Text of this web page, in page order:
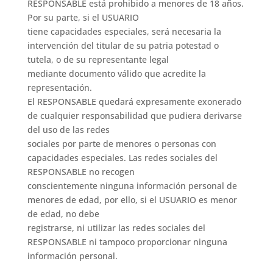
RESPONSABLE está prohibido a menores de 18 años.
Por su parte, si el USUARIO
tiene capacidades especiales, será necesaria la
intervención del titular de su patria potestad o
tutela, o de su representante legal
mediante documento válido que acredite la
representación.
El RESPONSABLE quedará expresamente exonerado
de cualquier responsabilidad que pudiera derivarse
del uso de las redes
sociales por parte de menores o personas con
capacidades especiales. Las redes sociales del
RESPONSABLE no recogen
conscientemente ninguna información personal de
menores de edad, por ello, si el USUARIO es menor
de edad, no debe
registrarse, ni utilizar las redes sociales del
RESPONSABLE ni tampoco proporcionar ninguna
información personal.